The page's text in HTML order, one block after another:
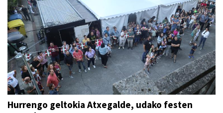
Hurrengo geltokia Atxegalde, udako festen